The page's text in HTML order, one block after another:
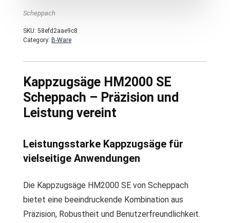
Scheppach
SKU: 58efd2aae9c8
Category: B-Ware
Kappzugsäge HM2000 SE
Scheppach – Präzision und
Leistung vereint
Leistungsstarke Kappzugsäge für
vielseitige Anwendungen
Die Kappzugsäge HM2000 SE von Scheppach
bietet eine beeindruckende Kombination aus
Präzision, Robustheit und Benutzerfreundlichkeit.